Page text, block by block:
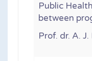
Public
between
Prof. dr. A.